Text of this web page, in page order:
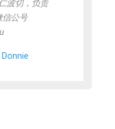
波切，负责
信公号